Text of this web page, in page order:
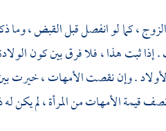
، كما لو انفصل قبل القبض ،
ثبت هذا ، فلا فرق بين كون
. وإن نقصت الأمهات ، خيرت
قيمة الأمهات من المرأة ، لم يكن